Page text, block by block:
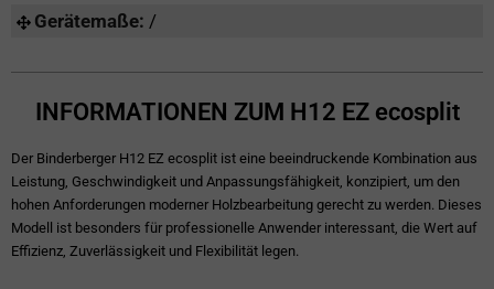
Gerätemaße: /
INFORMATIONEN ZUM H12 EZ ecosplit
Der Binderberger H12 EZ ecosplit ist eine beeindruckende Kombination aus
Leistung, Geschwindigkeit und Anpassungsfähigkeit, konzipiert, um den
hohen Anforderungen moderner Holzbearbeitung gerecht zu werden. Dieses
Modell ist besonders für professionelle Anwender interessant, die Wert auf
Effizienz, Zuverlässigkeit und Flexibilität legen.